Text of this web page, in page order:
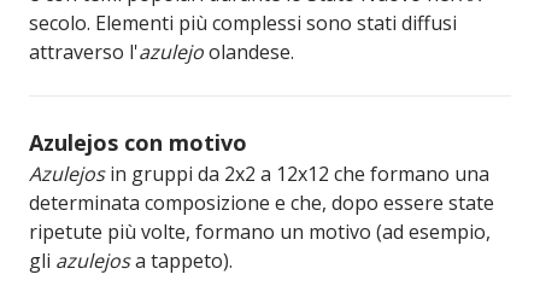
secolo. Elementi più complessi sono stati diffusi
attraverso l'azulejoolandese.
Azulejos con motivo
Azulejosin gruppi da 2x2 a 12x12 che formano una
determinata composizione e che, dopo essere state
ripetute più volte, formano un motivo (ad esempio,
gli azulejosa tappeto).